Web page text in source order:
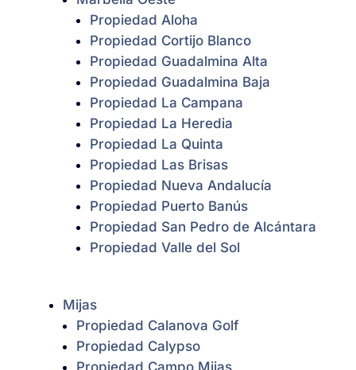
Propiedad Aloha
Propiedad Cortijo Blanco
Propiedad Guadalmina Alta
Propiedad Guadalmina Baja
Propiedad La Campana
Propiedad La Heredia
Propiedad La Quinta
Propiedad Las Brisas
Propiedad Nueva Andalucía
Propiedad Puerto Banús
Propiedad San Pedro de Alcántara
Propiedad Valle del Sol
Mijas
Propiedad Calanova Golf
Propiedad Calypso